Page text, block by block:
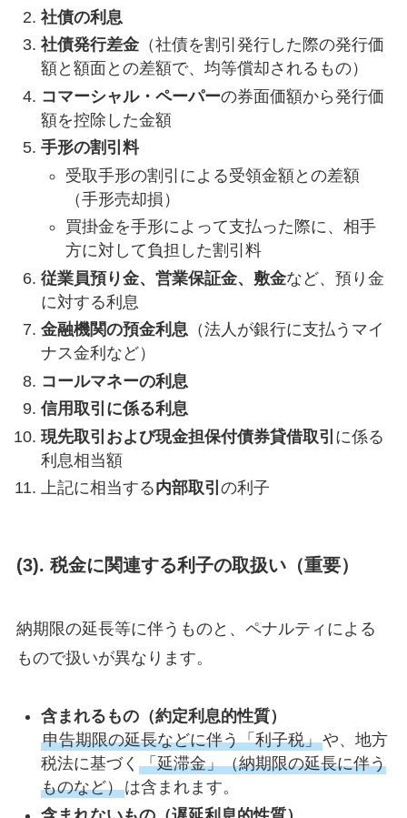
社債の利息
社債発行差金（社債を割引発行した際の発行価
額と額面との差額で、均等償却されるもの）
コマーシャル・ペーパーの券面価額から発行価
額を控除した金額
手形の割引料
受取手形の割引による受領金額との差額
（手形売却損）
買掛金を手形によって支払った際に、相手
方に対して負担した割引料
従業員預り金、営業保証金、敷金など、預り金
に対する利息
金融機関の預金利息（法人が銀行に支払うマイ
ナス金利など）
コールマネーの利息
信用取引に係る利息
現先取引および現金担保付債券貸借取引 に係る
利息相当額
上記に相当する内部取引 の利子
(3). 税金に関連する利子の取扱い（重要）
納期限の延長等に伴うものと、ペナルティによる
もので扱いが異なります。
含まれるもの（約定利息的性質）
申告期限の延長などに伴う「利子税」や、地方
税法に基づく 「延滞金」（納期限の延長に伴う
ものなど）は含まれます。